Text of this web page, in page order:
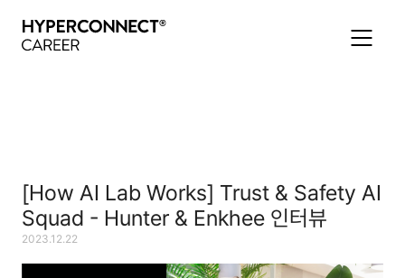
[How AI Lab Works] Trust & Safety AI
Squad - Hunter ​& Enkhee 인터뷰
2023.12.22